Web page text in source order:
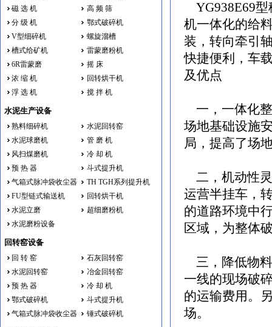
YG938E69型
机一体化的给
装，转向牵引
快捷便利，车
及优点
一，一体化
场地基础设施
局，提高了场
二，机动性灵
运营半挂车，
的道路环境中
区域，为整体
三，降低物料
一线的现场破
的运输费用。
场。
磁 选 机
高 频 筛
分 级 机
鄂式破碎机
V型细碎机
螺旋溜槽
槽式给矿机
雷蒙磨粉机
6R雷蒙磨
摇 床
浓 缩 机
回转烘干机
浮 选 机
搅 拌 机
水泥生产设备
熟料细碎机
水泥回转窑
水泥球磨机
管 磨 机
风扫煤磨机
冷 却 机
预 热 器
斗式提升机
气箱式脉冲袋收尘器
TH TGH系列提升机
FU型链式输送机
回转烘干机
水泥立磨
超细磨粉机
水泥磨粉设备
回转窑设备
回 转 窑
石灰回转窑
水泥回转窑
冶金回转窑
预 热 器
冷 却 机
鄂式破碎机
斗式提升机
气箱式脉冲袋收尘器
锤式破碎机